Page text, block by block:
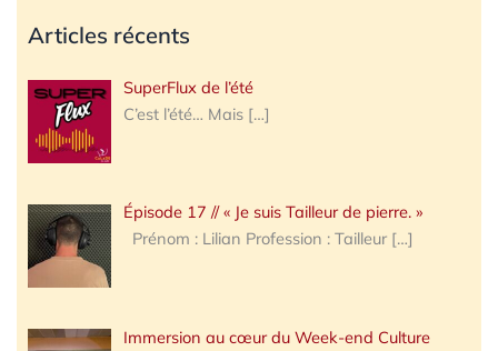
Articles récents
SuperFlux de l’été
C’est l’été… Mais […]
Épisode 17 // « Je suis Tailleur de pierre. »
Prénom : Lilian Profession : Tailleur […]
Immersion au cœur du Week-end Culture